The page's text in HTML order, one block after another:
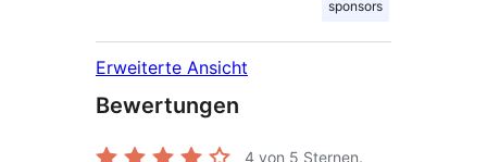
sponsors
Erweiterte Ansicht
Bewertungen
4 von 5 Sternen.